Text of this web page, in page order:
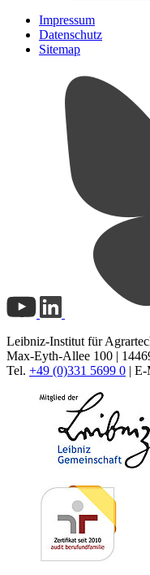
Impressum
Datenschutz
Sitemap
Leibniz-Institut für
Max-Eyth-Allee 100 |
Tel. +49 (0)331 5699 0 |